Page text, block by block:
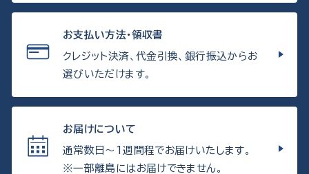
お支払い方法・領収書
クレジット決済、代金引換、銀行振込からお
選びいただけます。
お届けについて
通常数日〜1週間程でお届けいたします。
※一部離島にはお届けできません。